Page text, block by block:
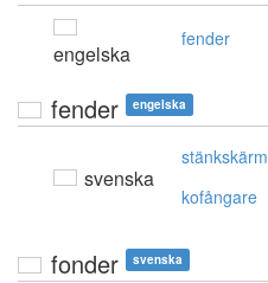
engelska
fender
fender engelska
svenska
stänkskärm
kofångare
fonder svenska